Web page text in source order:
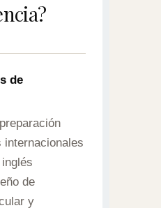
de
internacionales
de
y